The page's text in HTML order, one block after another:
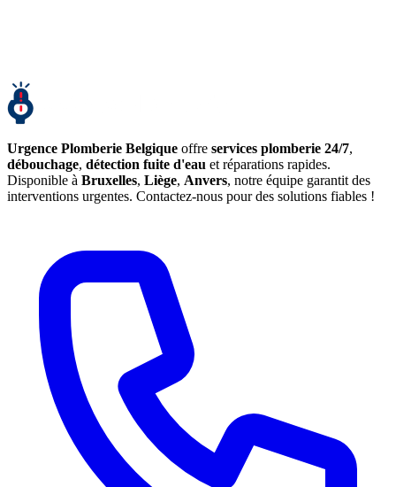
Urgence Plomberie Belgique offre services plomberie 24/7,
débouchage, détection fuite d'eau et réparations rapides.
Disponible à Bruxelles, Liège, Anvers, notre équipe garantit des
interventions urgentes. Contactez-nous pour des solutions fiables !